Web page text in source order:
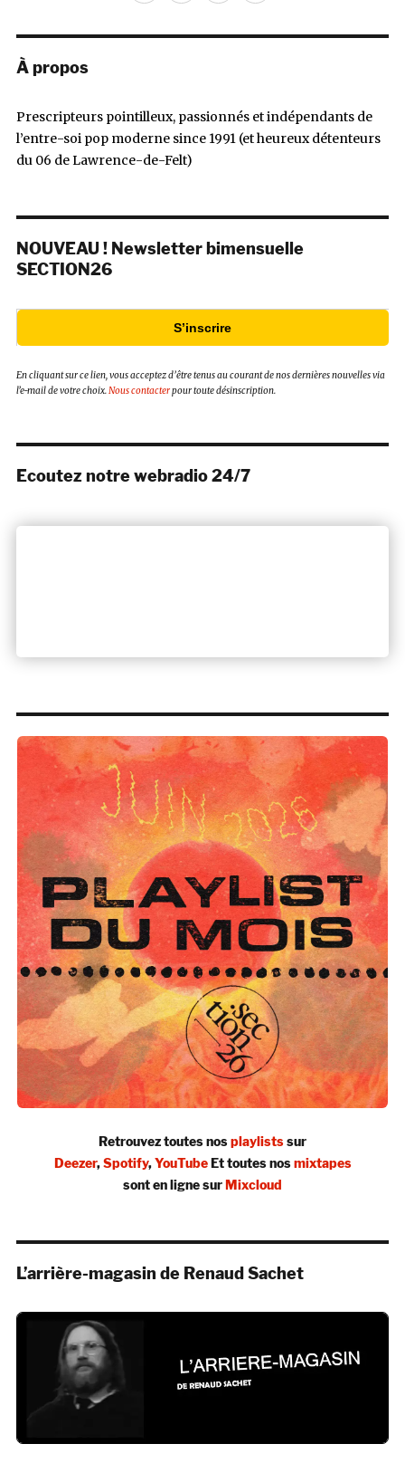
À propos
Prescripteurs pointilleux, passionnés et indépendants de
l’entre-soi pop moderne since 1991 (et heureux détenteurs
du 06 de Lawrence-de-Felt)
NOUVEAU ! Newsletter bimensuelle
SECTION26
S’inscrire
En cliquant sur ce lien, vous acceptez d’être tenus au courant de nos dernières nouvelles via
l’e-mail de votre choix.Nous contacterpour toute désinscription.
Ecoutez notre webradio 24/7
Retrouvez toutes nosplaylistssur
Deezer,Spotify,YouTubeEt toutes nosmixtapes
sont en ligne surMixcloud
L’arrière-magasin de Renaud Sachet